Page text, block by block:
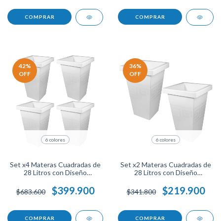
COMPRAR COMPRAR
42%
OFF
6 colores
Set x4 Materas Cuadradas de
28 Litros con Diseño
Resistente, Para Plantas
Grandes en Espacios
Elegantes.
$683.600 $399.900
COMPRAR
36%
OFF
6 colores
Set x2 Materas Cuadradas de
28 Litros con Diseño
Resistente, Para Plantas
Grandes en Espacios
Elegantes.
$341.800 $219.900
COMPRAR